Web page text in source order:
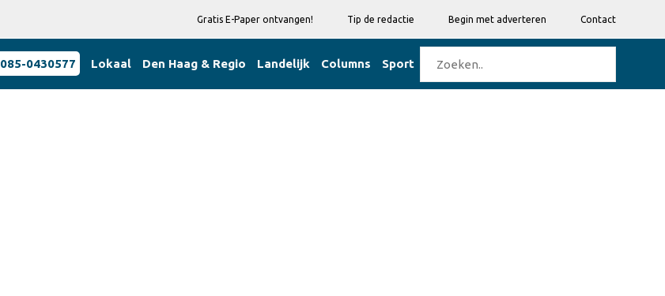
Gratis E-Paper ontvangen! Tip de redactie Begin met adverteren Contact
085-0430577 Lokaal Den Haag & Regio Landelijk Columns Sport